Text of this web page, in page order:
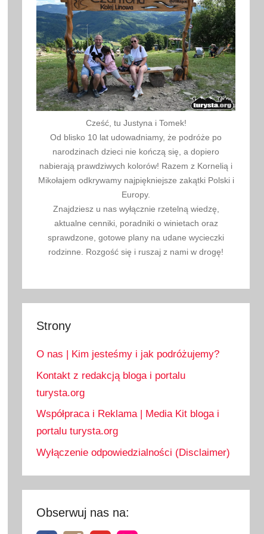
Cześć, tu Justyna i Tomek!
Od blisko 10 lat udowadniamy, że podróże po
narodzinach dzieci nie kończą się, a dopiero
nabierają prawdziwych kolorów! Razem z Kornelią i
Mikołajem odkrywamy najpiękniejsze zakątki Polski i
Europy.
Znajdziesz u nas wyłącznie rzetelną wiedzę,
aktualne cenniki, poradniki o winietach oraz
sprawdzone, gotowe plany na udane wycieczki
rodzinne. Rozgość się i ruszaj z nami w drogę!
Strony
O nas | Kim jesteśmy i jak podróżujemy?
Kontakt z redakcją bloga i portalu
turysta.org
Współpraca i Reklama | Media Kit bloga i
portalu turysta.org
Wyłączenie odpowiedzialności (Disclaimer)
Obserwuj nas na: